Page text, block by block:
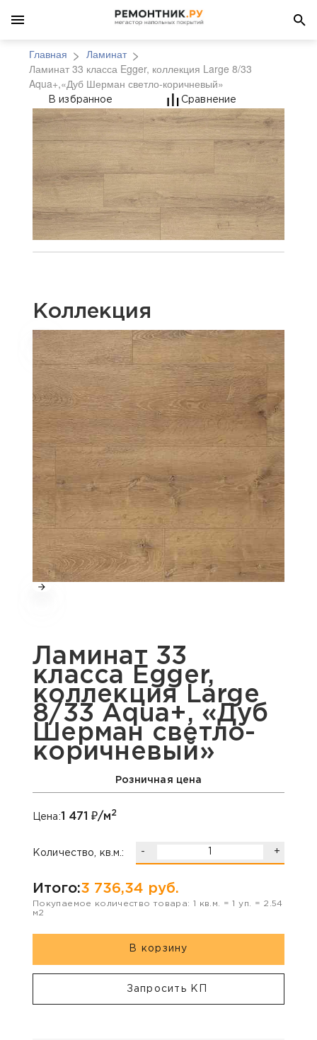
Главная
Ламинат
Ламинат 33 класса Egger, коллекция Large 8/33
Aqua+,«Дуб Шерман светло-коричневый»
Ламинат 33 класса
В избранное Сравнение
Коллекция
Ламинат 33
класса Egger,
коллекция Large
8/33 Aqua+, «Дуб
Шерман светло-
коричневый»
Розничная цена
Цена:1 471 ₽/м2
Количество, кв.м.: - +
Итого:3 736,34 руб.
Покупаемое количество товара: 1 кв.м. =1 уп. = 2.54
м2
В корзину
Запросить КП